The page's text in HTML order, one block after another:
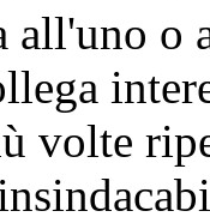
all'uno
volte